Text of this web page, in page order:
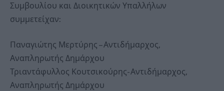
Συμβουλίου και Διοικητικών Υπαλλήλων
συμμετείχαν:
Παναγιώτης Μερτύρης – Αντιδήμαρχος,
Αναπληρωτής Δημάρχου
Τριαντάφυλλος Κουτσικούρης- Αντιδήμαρχος,
Αναπληρωτής Δημάρχου